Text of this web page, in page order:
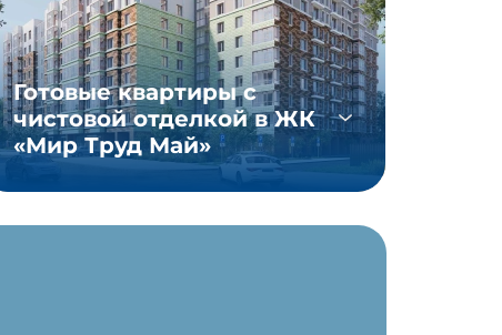
Готовые квартиры с
чистовой отделкой в ЖК
«Мир Труд Май»